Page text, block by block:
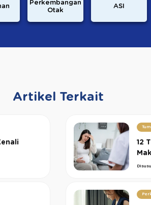
Perkembangan
Otak
ASI
Artikel Terkait
12